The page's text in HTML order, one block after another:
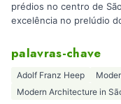
prédios no centro de
excelência no prelúdio
palavras-chave
Adolf Franz Heep
Modern Architecture in